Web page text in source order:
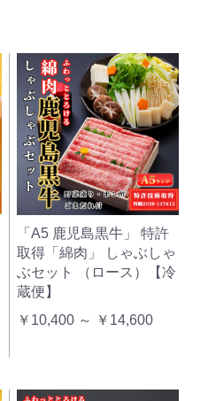
「A5 鹿児島黒牛」 特許
取得「綿肉」 しゃぶしゃ
ぶセット （ロース）【冷
蔵便】
￥10,400 ～ ￥14,600